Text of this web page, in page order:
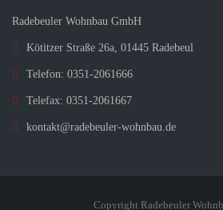
Radebeuler Wohnbau GmbH
Kötitzer Straße 26a, 01445 Radebeul
Telefon: 0351-2061666
Telefax: 0351-2061667
kontakt@radebeuler-wohnbau.de
Copyright Radebeuler